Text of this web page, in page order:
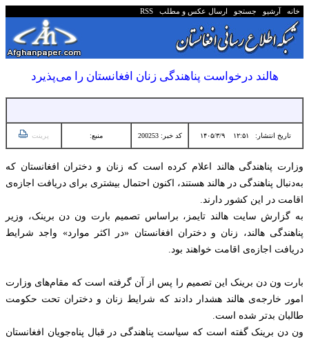
خانه آرشیو جستجو ارسال عکس و مطلب RSS
هالند درخواست پناهندگی زنان افغانستان را می‌پذیرد
تاریخ انتشار: ۱۲:۵۱ ۱۴۰۵/۳/۹ کد خبر: 200253 منبع: پرینت
وزارت پناهندگی هالند اعلام کرده است که زنان و دختران افغانستان که
‏به‌دنبال پناهندگی در هالند هستند، اکنون احتمال بیشتری برای ‏دریافت اجازه‌ی
اقامت در این کشور دارند.
به گزارش سایت هالند تایمز، براساس تصمیم بارت ون دن برینک، ‏وزیر
پناهندگی هالند، زنان و دختران افغانستان «در اکثر موارد» ‏واجد شرایط
دریافت اجازه‌ی اقامت خواهند بود.‏
بارت ون دن برینک این تصمیم را پس از آن گرفته است که مقام‌های ‏وزارت
امور خارجه‌ی هالند هشدار دادند که شرایط زنان و دختران ‏تحت حکومت
طالبان بدتر شده است.‏
ون دن برینک گفته است که سیاست پناهندگی در قبال پناه‌جویان ‏افغانستان